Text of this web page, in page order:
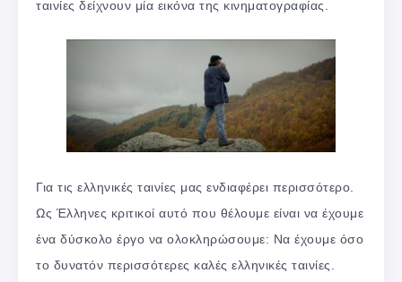
ταινίες δείχνουν μία εικόνα της κινηματογραφίας.
Για τις ελληνικές ταινίες μας ενδιαφέρει περισσότερο.
Ως Έλληνες κριτικοί αυτό που θέλουμε είναι να έχουμε
ένα δύσκολο έργο να ολοκληρώσουμε: Να έχουμε όσο
το δυνατόν περισσότερες καλές ελληνικές ταινίες.